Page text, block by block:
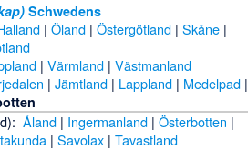
Schwedens
|Öland |Östergötland |Skåne |
|Värmland |Västmanland
| Jämtland| Lappland| Medelpad|
Åland| Ingermanland| Österbotten |
| Savolax| Tavastland